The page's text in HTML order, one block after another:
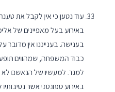
עוד נטען כי אין לקבל את
באירוע בעל מאפיינים של
בענישה. בענייננו אין מדובר
כבוד המשפחה, שמהווים
למגר. למעשיו של הנאשם לא
באירוע ספונטני אשר